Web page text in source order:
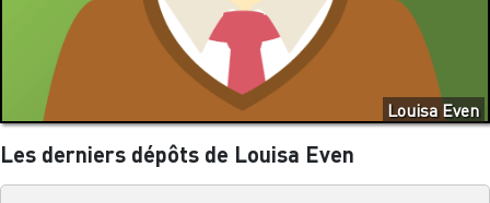
Louisa Even
Les derniers dépôts de Louisa Even